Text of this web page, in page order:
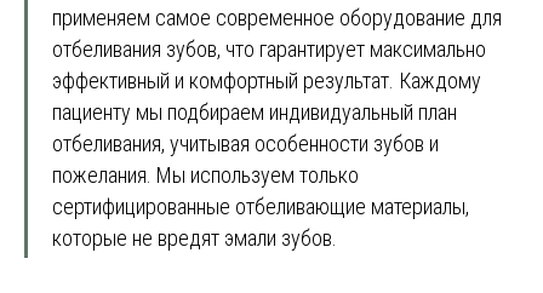
применяем самое современное оборудование для
отбеливания зубов, что гарантирует максимально
эффективный и комфортный результат. Каждому
пациенту мы подбираем индивидуальный план
отбеливания, учитывая особенности зубов и
пожелания. Мы используем только
сертифицированные отбеливающие материалы,
которые не вредят эмали зубов.